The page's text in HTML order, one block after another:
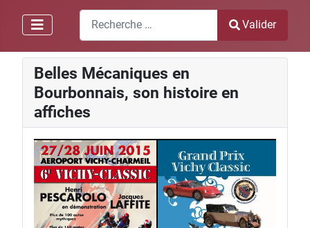
Recherche
Valider
Belles Mécaniques en
Bourbonnais, son histoire en
affiches